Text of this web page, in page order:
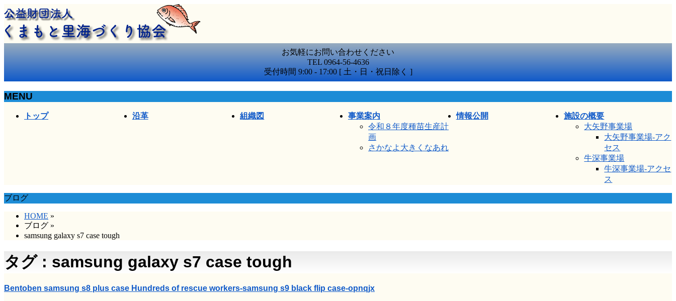
お気軽にお問い合わせください
TEL 0964-56-4636
受付時間 9:00 - 17:00 [ 土・日・祝日除く ]
MENU
トップ 沿革 組織図
事業案内
令和８年度種苗生産計
画
さかなよ大きくなあれ
情報公開
施設の概要
大矢野事業場
大矢野事業場-アク
セス
牛深事業場
牛深事業場-アクセ
ス
ブログ
HOME »
ブログ »
samsung galaxy s7 case tough
タグ : samsung galaxy s7 case tough
Bentoben samsung s8 plus case Hundreds of rescue workers-samsung s9 black flip case-opnqjx